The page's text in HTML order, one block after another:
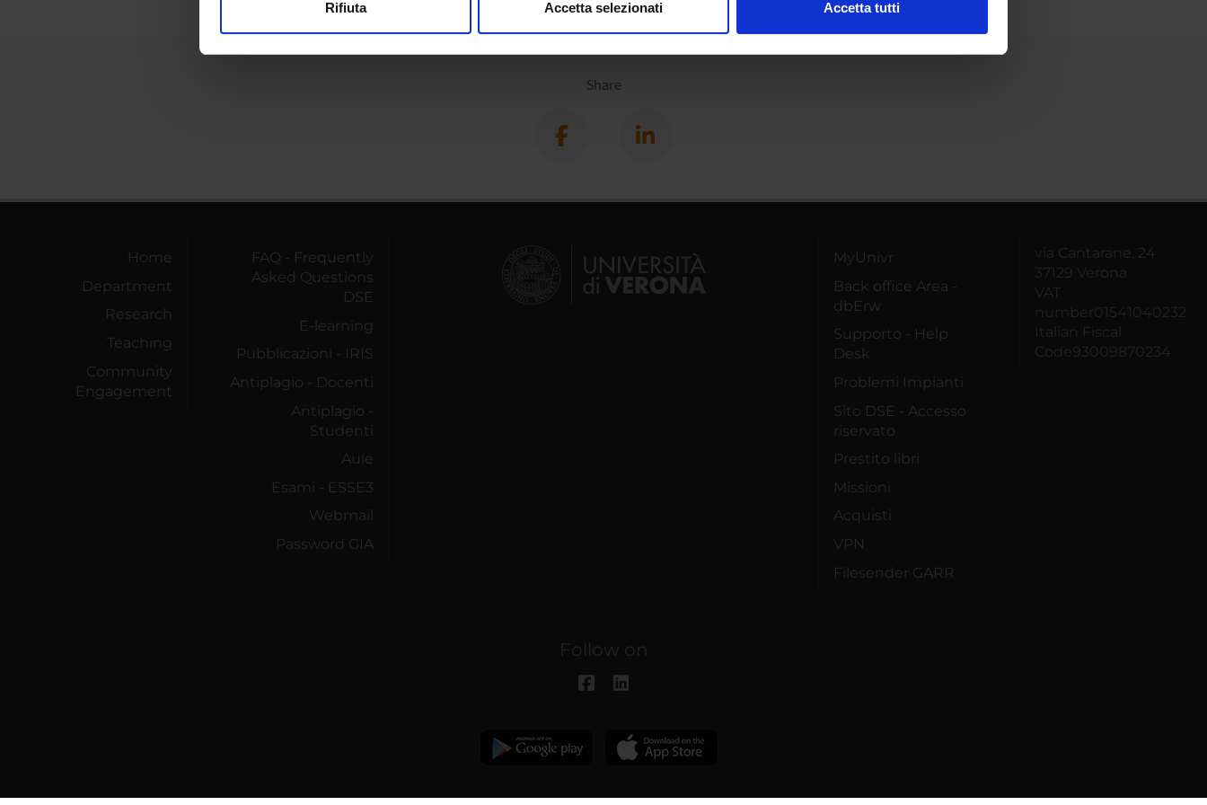
Rifiuta Accetta selezionati Accetta tutti
Share
Home
Department
Research
Teaching
Community
Engagement
FAQ - Frequently
Asked Questions
DSE
E-learning
Pubblicazioni - IRIS
Antiplagio - Docenti
Antiplagio -
Studenti
Aule
Esami - ESSE3
Webmail
Password GIA
MyUnivr
Back office Area -
dbErw
Supporto - Help
Desk
Problemi Impianti
Sito DSE - Accesso
riservato
Prestito libri
Missioni
Acquisti
VPN
Filesender GARR
via Cantarane, 24
37129 Verona
VAT
number01541040232
Italian Fiscal
Code93009870234
Follow on